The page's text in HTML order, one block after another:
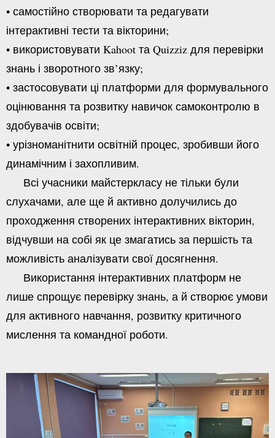
• самостійно створювати та редагувати
інтерактивні тести та вікторини;
• використовувати Kahoot та Quizziz для перевірки
знань і зворотного зв’язку;
• застосовувати ці платформи для формувального
оцінювання та розвитку навичок самоконтролю в
здобувачів освіти;
• урізноманітнити освітній процес, зробивши його
динамічним і захопливим.
Всі учасники майстеркласу не тільки були
слухачами, але ще й активно долучились до
проходження створених інтерактивних вікторин,
відчувши на собі як це змагатись за першість та
можливість аналізувати свої досягнення.
Використання інтерактивних платформ не
лише спрощує перевірку знань, а й створює умови
для активного навчання, розвитку критичного
мислення та командної роботи.